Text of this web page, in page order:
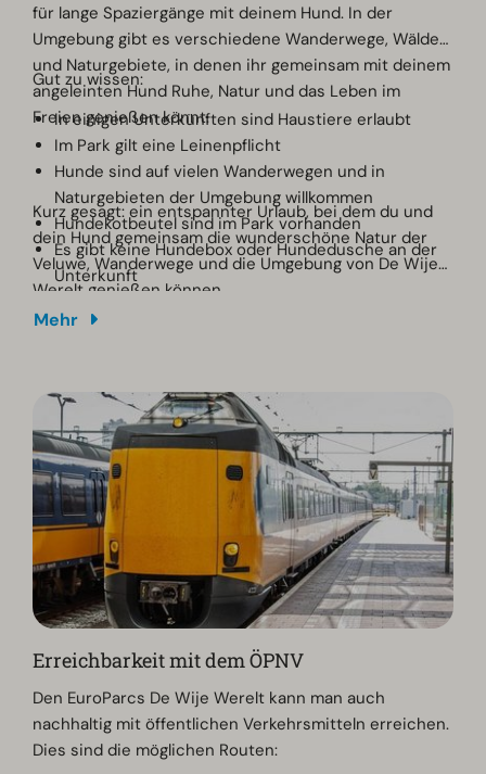
für lange Spaziergänge mit deinem Hund. In der
Umgebung gibt es verschiedene Wanderwege, Wälder
und Naturgebiete, in denen ihr gemeinsam mit deinem
angeleinten Hund Ruhe, Natur und das Leben im
Freien genießen könnt.
Gut zu wissen:
In einigen Unterkünften sind Haustiere erlaubt
Im Park gilt eine Leinenpflicht
Hunde sind auf vielen Wanderwegen und in
Naturgebieten der Umgebung willkommen
Hundekotbeutel sind im Park vorhanden
Es gibt keine Hundebox oder Hundedusche an der
Unterkunft
Kurz gesagt: ein entspannter Urlaub, bei dem du und
dein Hund gemeinsam die wunderschöne Natur der
Veluwe, Wanderwege und die Umgebung von De Wije
Werelt genießen können.
Mehr
Erreichbarkeit mit dem ÖPNV
Den EuroParcs De Wije Werelt kann man auch
nachhaltig mit öffentlichen Verkehrsmitteln erreichen.
Dies sind die möglichen Routen: